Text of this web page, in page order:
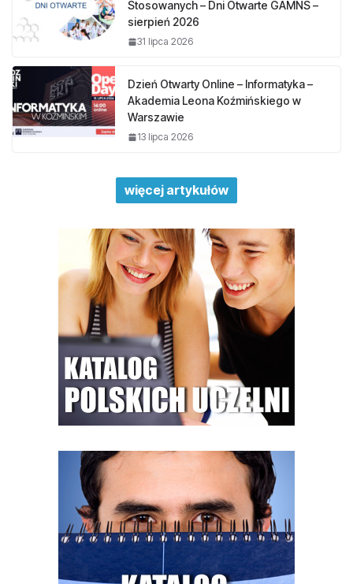
Stosowanych – Dni Otwarte GAMNS –
sierpień 2026
31 lipca 2026
Dzień Otwarty Online – Informatyka –
Akademia Leona Koźmińskiego w
Warszawie
13 lipca 2026
więcej artykułów